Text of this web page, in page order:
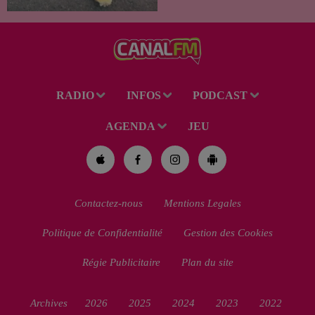
RADIO INFOS PODCAST
AGENDA JEU
Contactez-nous Mentions Legales
Politique de Confidentialité Gestion des Cookies
Régie Publicitaire Plan du site
Archives 2026 2025 2024 2023 2022